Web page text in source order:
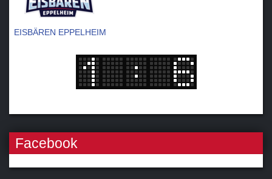
EISBÄREN EPPELHEIM
Facebook